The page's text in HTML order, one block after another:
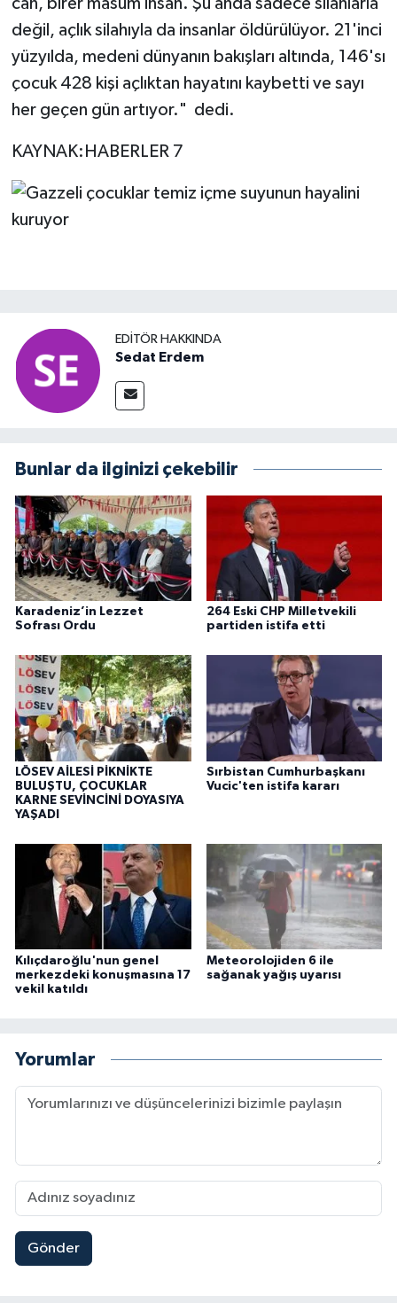
can, birer masum insan. Şu anda sadece silahlarla
değil, açlık silahıyla da insanlar öldürülüyor. 21'inci
yüzyılda, medeni dünyanın bakışları altında, 146'sı
çocuk 428 kişi açlıktan hayatını kaybetti ve sayı
her geçen gün artıyor." dedi.
KAYNAK:HABERLER 7
EDITÖR HAKKINDA
Sedat Erdem
Bunlar da ilginizi çekebilir
Karadeniz’in Lezzet
Sofrası Ordu
264 Eski CHP Milletvekili
partiden istifa etti
LÖSEV AİLESİ PİKNİKTE
BULUŞTU, ÇOCUKLAR
KARNE SEVİNCİNİ DOYASIYA
YAŞADI
Sırbistan Cumhurbaşkanı
Vucic'ten istifa kararı
Kılıçdaroğlu'nun genel
merkezdeki konuşmasına 17
vekil katıldı
Meteorolojiden 6 ile
sağanak yağış uyarısı
Yorumlar
Gönder